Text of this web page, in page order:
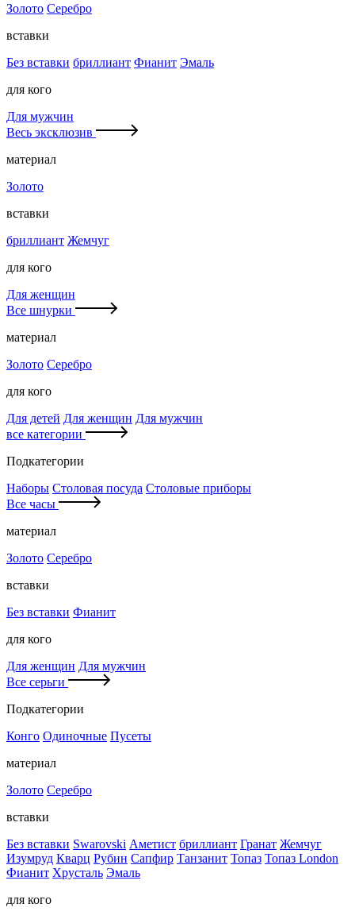
Золото Серебро
вставки
Без вставки бриллиант Фианит Эмаль
для кого
Для мужчин
Весь эксклюзив
материал
Золото
вставки
бриллиант Жемчуг
для кого
Для женщин
Все шнурки
материал
Золото Серебро
для кого
Для детей Для женщин Для мужчин
все категории
Подкатегории
Наборы Столовая посуда Столовые приборы
Все часы
материал
Золото Серебро
вставки
Без вставки Фианит
для кого
Для женщин Для мужчин
Все серьги
Подкатегории
Конго Одиночные Пусеты
материал
Золото Серебро
вставки
Без вставки Swarovski Аметист бриллиант Гранат Жемчуг
Изумруд Кварц Рубин Сапфир Танзанит Топаз Топаз London
Фианит Хрусталь Эмаль
для кого